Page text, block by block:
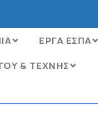
ΕΡΓΑ ΕΣΠΑ
& ΤΕΧΝΗΣ